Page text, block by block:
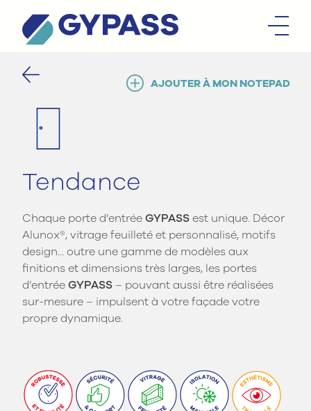
AJOUTER À MON NOTEPAD
Tendance
Chaque porte d’entréeGYPASSest unique. Décor
Alunox®, vitrage feuilleté et personnalisé, motifs
design… outre une gamme de modèles aux
finitions et dimensions très larges, les portes
d’entréeGYPASS – pouvant aussi être réalisées
sur-mesure – impulsent à votre façade votre
propre dynamique.